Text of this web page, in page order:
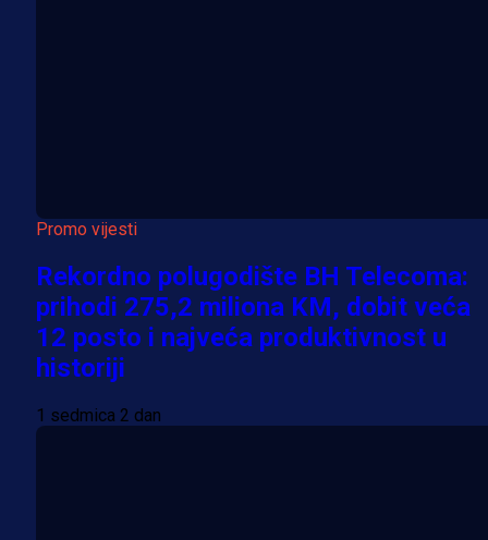
Promo vijesti
Rekordno polugodište BH Telecoma:
prihodi 275,2 miliona KM, dobit veća
12 posto i najveća produktivnost u
historiji
1 sedmica 2 dan